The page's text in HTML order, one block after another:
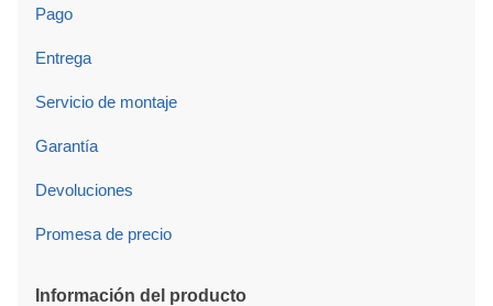
Pago
Entrega
Servicio de montaje
Garantía
Devoluciones
Promesa de precio
Información del producto